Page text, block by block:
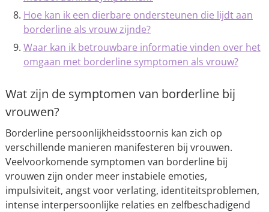
Hoe kan ik een dierbare ondersteunen die lijdt aan
borderline als vrouw zijnde?
Waar kan ik betrouwbare informatie vinden over het
omgaan met borderline symptomen als vrouw?
Wat zijn de symptomen van borderline bij
vrouwen?
Borderline persoonlijkheidsstoornis kan zich op
verschillende manieren manifesteren bij vrouwen.
Veelvoorkomende symptomen van borderline bij
vrouwen zijn onder meer instabiele emoties,
impulsiviteit, angst voor verlating, identiteitsproblemen,
intense interpersoonlijke relaties en zelfbeschadigend